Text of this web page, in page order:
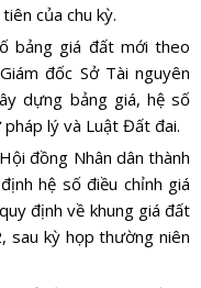
của chu kỳ.
bảng giá đất mới theo
đốc Sở Tài nguyên
dựng bảng giá, hệ số
lý và Luật Đất đai.
đồng Nhân dân thành
hệ số điều chỉnh giá
định về khung giá đất
sau kỳ họp thường niên